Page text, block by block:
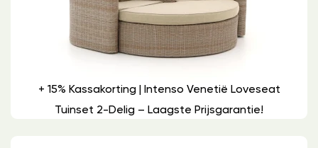
+ 15% Kassakorting | Intenso Venetië Loveseat
Tuinset 2-Delig – Laagste Prijsgarantie!